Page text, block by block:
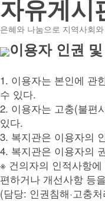
자유게시
은혜와 나눔으로 지역사회
이용자 인권
1. 이용자는 본인에 관
수 있다.
2. 이용자는 고충(불편
있다.
3. 복지관은 이용자의
4. 복지관은 이용자의
※ 건의자의 인적사항
편하거나 개선사항 등
(담당: 인권침해·고충